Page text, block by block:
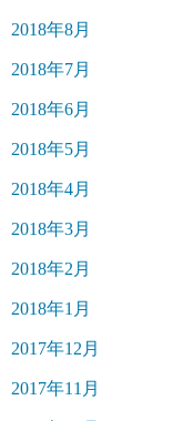
2018年8月
2018年7月
2018年6月
2018年5月
2018年4月
2018年3月
2018年2月
2018年1月
2017年12月
2017年11月